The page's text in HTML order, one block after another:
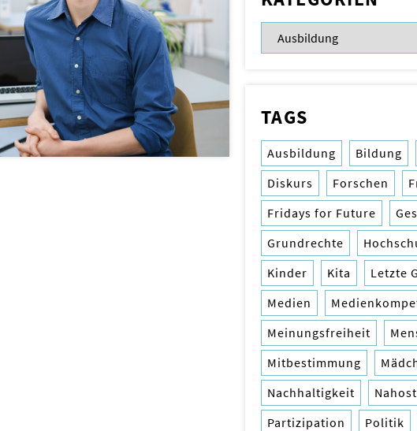
TAGS
Ausbildung Bildung
Diskurs
Forschen
Fridays for Future
Grundrechte
Kinder
Kita
Letzte
Medien
Meinungsfreiheit
Mitbestimmung
Nachhaltigkeit
Partizipation
Politik